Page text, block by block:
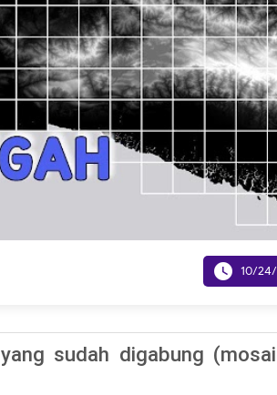
 10/
yang sudah digabung